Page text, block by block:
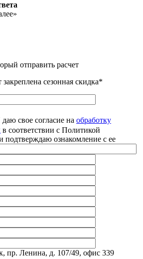
отправить расчет
сезонная скидка*
даю свое согласие на обработку
в соответствии с Политикой
подтверждаю ознакомление с ее
пр. Ленина, д. 107/49, офис 339